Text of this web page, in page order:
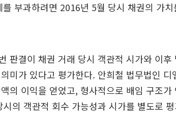
부과하려면 2016년 5월 당시 채권의 가
판결이 채권 거래 당시 객관적 시가와 이
미가 있다고 평가한다. 안희철 법무법인 디
의 이익을 얻었고, 형사적으로 배임 구조
의 객관적 회수 가능성과 시가를 별도로